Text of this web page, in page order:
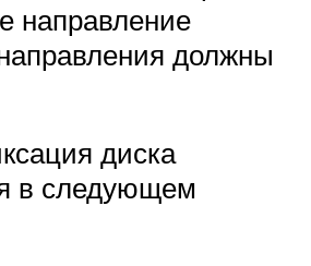
направление
должны
диска
в следующем